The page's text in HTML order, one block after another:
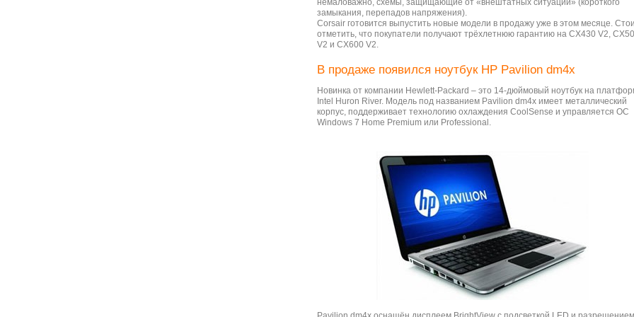
немаловажно, схемы, защищающие от «внештатных ситуаций» (короткого
замыкания, перепадов напряжения).
Corsair готовится выпустить новые модели в продажу уже в этом месяце.
отметить, что покупатели получают трёхлетнюю гарантию на CX430 V2,
V2 и CX600 V2.
В продаже появился ноутбук HP Pavilion dm4x
Новинка от компании Hewlett-Packard – это 14-дюймовый ноутбук на
Intel Huron River. Модель под названием Pavilion dm4x имеет металлический
корпус, поддерживает технологию охлаждения CoolSense и управляется ОС
Windows 7 Home Premium или Professional.